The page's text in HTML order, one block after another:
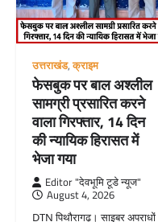
उत्तराखंड,क्राइम
फेसबुक पर बाल अश्लील
सामग्री प्रसारित करने
वाला गिरफ्तार, 14 दिन
की न्यायिक हिरासत में
भेजा गया
Editor "देवभूमि टूडे न्यूज"
August 4, 2026
DTN पिथौरागढ़। साइबर अपराधों